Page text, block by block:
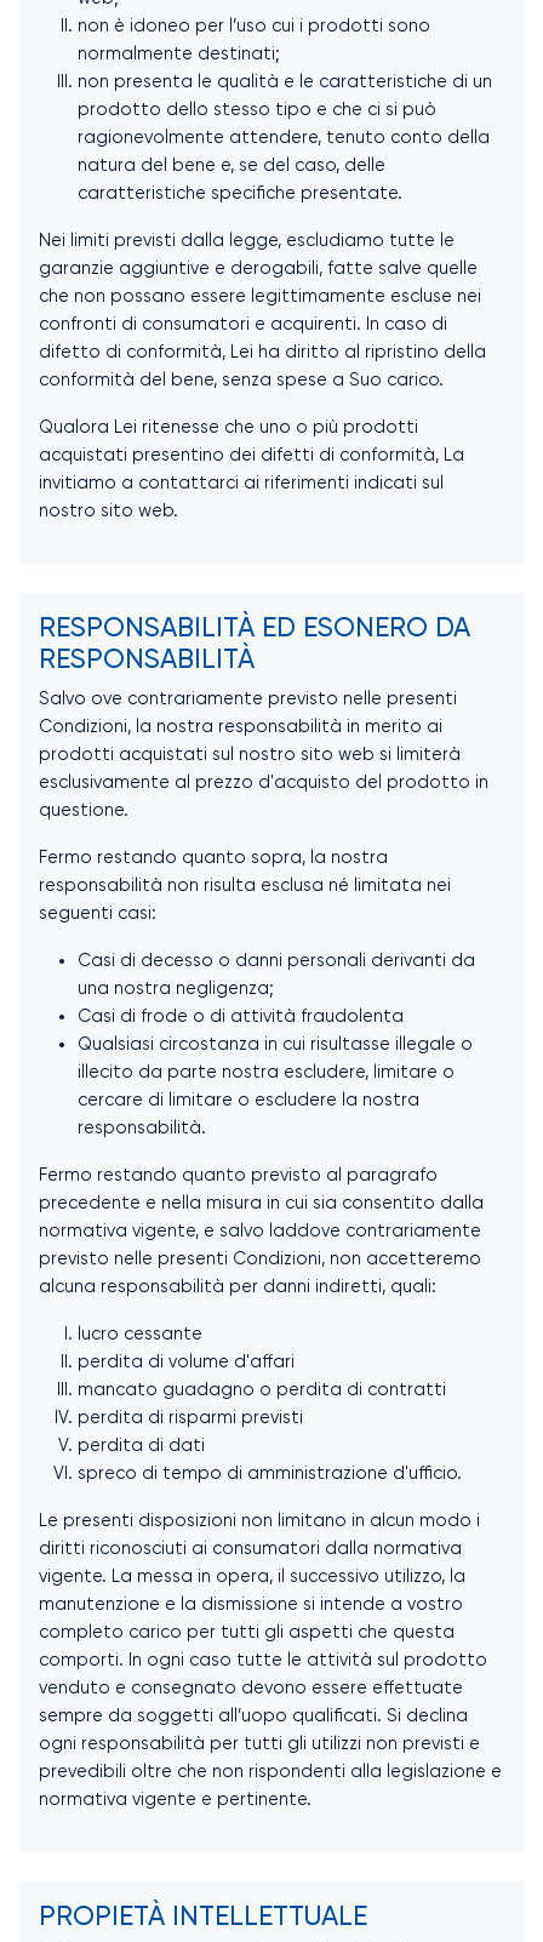
non è idoneo per l’uso cui i prodotti sono
normalmente destinati;
non presenta le qualità e le caratteristiche di un
prodotto dello stesso tipo e che ci si può
ragionevolmente attendere, tenuto conto della
natura del bene e, se del caso, delle
caratteristiche specifiche presentate.
Nei limiti previsti dalla legge, escludiamo tutte le
garanzie aggiuntive e derogabili, fatte salve quelle
che non possano essere legittimamente escluse nei
confronti di consumatori e acquirenti. In caso di
difetto di conformità, Lei ha diritto al ripristino della
conformità del bene, senza spese a Suo carico.
Qualora Lei ritenesse che uno o più prodotti
acquistati presentino dei difetti di conformità, La
invitiamo a contattarci ai riferimenti indicati sul
nostro sito web.
RESPONSABILITÀ ED ESONERO DA
RESPONSABILITÀ
Salvo ove contrariamente previsto nelle presenti
Condizioni, la nostra responsabilità in merito ai
prodotti acquistati sul nostro sito web si limiterà
esclusivamente al prezzo d'acquisto del prodotto in
questione.
Fermo restando quanto sopra, la nostra
responsabilità non risulta esclusa né limitata nei
seguenti casi:
Casi di decesso o danni personali derivanti da
una nostra negligenza;
Casi di frode o di attività fraudolenta
Qualsiasi circostanza in cui risultasse illegale o
illecito da parte nostra escludere, limitare o
cercare di limitare o escludere la nostra
responsabilità.
Fermo restando quanto previsto al paragrafo
precedente e nella misura in cui sia consentito dalla
normativa vigente, e salvo laddove contrariamente
previsto nelle presenti Condizioni, non accetteremo
alcuna responsabilità per danni indiretti, quali:
lucro cessante
perdita di volume d'affari
mancato guadagno o perdita di contratti
perdita di risparmi previsti
perdita di dati
spreco di tempo di amministrazione d'ufficio.
Le presenti disposizioni non limitano in alcun modo i
diritti riconosciuti ai consumatori dalla normativa
vigente. La messa in opera, il successivo utilizzo, la
manutenzione e la dismissione si intende a vostro
completo carico per tutti gli aspetti che questa
comporti. In ogni caso tutte le attività sul prodotto
venduto e consegnato devono essere effettuate
sempre da soggetti all’uopo qualificati. Si declina
ogni responsabilità per tutti gli utilizzi non previsti e
prevedibili oltre che non rispondenti alla legislazione e
normativa vigente e pertinente.
PROPIETÀ INTELLETTUALE